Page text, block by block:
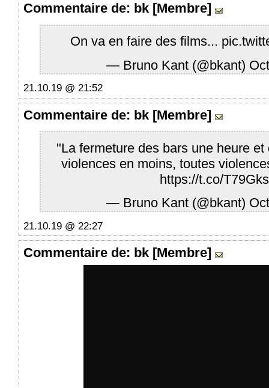
Commentaire de: bk [Membre]
On va en faire des films...
— Bruno Kant (@bkant)
21.10.19 @ 21:52
Commentaire de: bk [Membre]
"La fermeture des bars une heure
violences en moins, toutes
https://t.co/
— Bruno Kant (@bkant)
21.10.19 @ 22:27
Commentaire de: bk [Membre]